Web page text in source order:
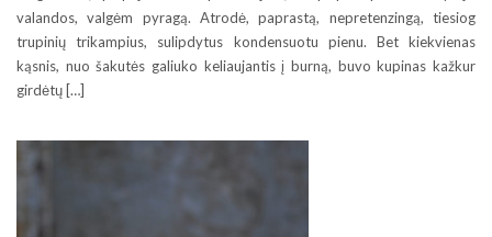
valandos, valgėm pyragą. Atrodė, paprastą, nepretenzingą, tiesiog
trupinių trikampius, sulipdytus kondensuotu pienu. Bet kiekvienas
kąsnis, nuo šakutės galiuko keliaujantis į burną, buvo kupinas kažkur
girdėtų […]